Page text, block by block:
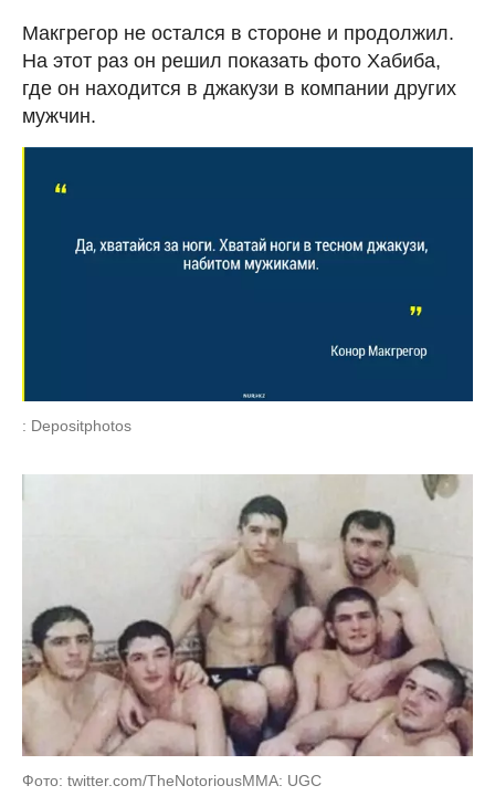
Макгрегор не остался в стороне и продолжил.
На этот раз он решил показать фото Хабиба,
где он находится в джакузи в компании других
мужчин.
: Depositphotos
Фото: twitter.com/TheNotoriousMMA: UGC